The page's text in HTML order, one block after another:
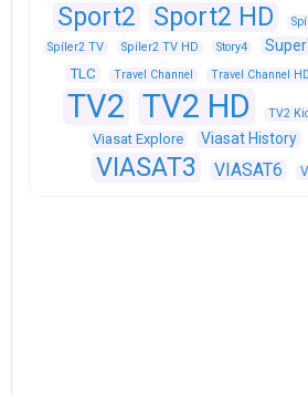
Sport2 Sport2 HD
Spíler2 TV
Spíler2 TV HD Story4
TLC Travel Channel Travel Channel HD
TV2 TV2 HD TV2
Viasat Explore Viasat History
VIASAT3 VIASAT6